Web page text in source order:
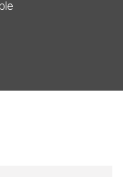
presión fija
MÁS